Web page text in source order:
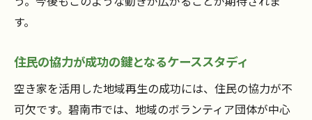
す。
住民の協力が成功の鍵となるケーススタディ
空き家を活用した地域再生の成功には、住民の協力が不
可欠です。碧南市では、地域のボランティア団体が中心